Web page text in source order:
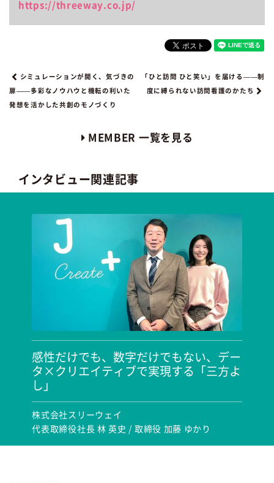
https://threeway.co.jp/
シミュレーションが開く、気づきの
扉——多彩なノウハウと機転の利いた
発想を活かした共創のモノづくり
「ひと訪問 ひと笑い」を届ける——制
度に縛られない訪問看護のかたち
MEMBER 一覧を見る
インタビュー関連記事
感性だけでも、数字だけでもない、デー
タ×クリエイティブで実現する「三方よ
し」
株式会社スリーウェイ
代表取締役社長 林 英史 / 取締役 加藤 ゆかり